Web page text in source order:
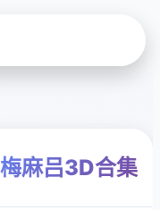
梅麻吕3D合集